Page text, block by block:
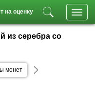
на оценку
из серебра со
монет